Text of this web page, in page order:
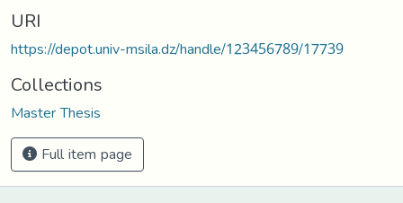
URI
https://depot.univ-msila.dz/handle/123456789/17739
Collections
Master Thesis
Full item page